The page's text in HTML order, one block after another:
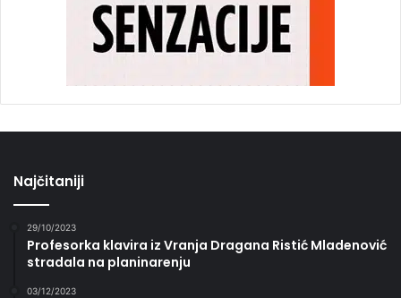
Najčitaniji
29/10/2023
Profesorka klavira iz Vranja Dragana Ristić Mladenović
stradala na planinarenju
03/12/2023